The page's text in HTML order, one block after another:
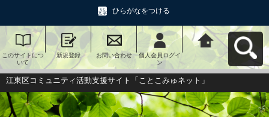
ひらがなをつける
このサイトにつ
いて
新規登録 お問い合わせ
個人会員ログイ
ン
江東区コミュニ
ティ活動支援サ
イト「ことこみ
ゅネット」へ戻
る
江東区コミュニティ活動支援サイト「ことこみゅネット」